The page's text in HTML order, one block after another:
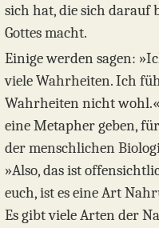
sich hat, die sich darauf
Gottes macht.
Einige werden sagen:
viele Wahrheiten. Ich
Wahrheiten nicht
eine Metapher geben,
der menschlichen
»Also, das ist
euch, ist es eine Art
Es gibt viele Arten der